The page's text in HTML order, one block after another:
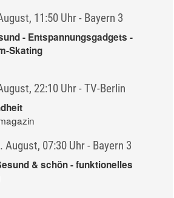
11:50 Uhr - Bayern 3
- Entspannungsgadgets -
Skating
22:10 Uhr - TV-Berlin
August, 07:30 Uhr - Bayern 3
& schön - funktionelles